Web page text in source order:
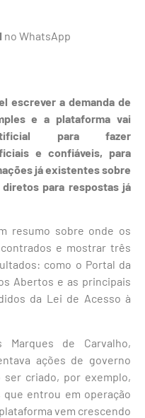
no WhatsApp​
escrever a demanda de
e a plataforma vai
para fazer
e confiáveis, para
já existentes sobre
para respostas já
resumo sobre onde os
e mostrar três
como o Portal da
Abertos e as principais
da Lei de Acesso à
de Carvalho,
ações de governo
criado, por exemplo,
que entrou em operação
vem crescendo